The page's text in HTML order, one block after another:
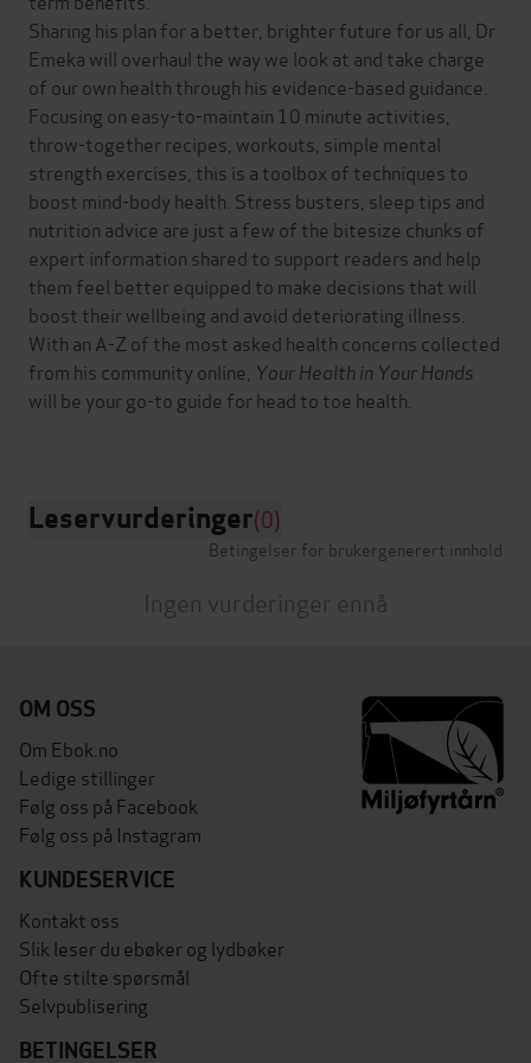
Sharing his plan for a better, brighter future for us all, Dr
Emeka will overhaul the way we look at and take charge
of our own health through his evidence-based guidance.
Focusing on easy-to-maintain 10 minute activities,
throw-together recipes, workouts, simple mental
strength exercises, this is a toolbox of techniques to
boost mind-body health. Stress busters, sleep tips and
nutrition advice are just a few of the bitesize chunks of
expert information shared to support readers and help
them feel better equipped to make decisions that will
boost their wellbeing and avoid deteriorating illness.
With an A-Z of the most asked health concerns collected
from his community online, Your Health in Your Hands
will be your go-to guide for head to toe health.
Leservurderinger(0)
Betingelser for brukergenerert innhold
Ingen vurderinger ennå
OM OSS
Om Ebok.no
Ledige stillinger
Følg oss på Facebook
Følg oss på Instagram
KUNDESERVICE
Kontakt oss
Slik leser du ebøker og lydbøker
Ofte stilte spørsmål
Selvpublisering
BETINGELSER